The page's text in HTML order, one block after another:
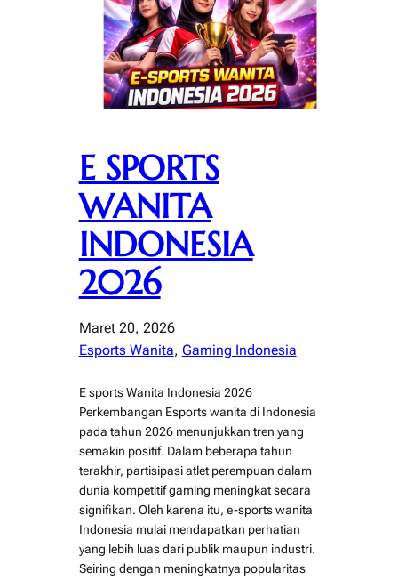
E SPORTS
WANITA
INDONESIA
2026
Maret 20, 2026
Esports Wanita, Gaming Indonesia
E sports Wanita Indonesia 2026
Perkembangan Esports wanita di Indonesia
pada tahun 2026 menunjukkan tren yang
semakin positif. Dalam beberapa tahun
terakhir, partisipasi atlet perempuan dalam
dunia kompetitif gaming meningkat secara
signifikan. Oleh karena itu, e-sports wanita
Indonesia mulai mendapatkan perhatian
yang lebih luas dari publik maupun industri.
Seiring dengan meningkatnya popularitas